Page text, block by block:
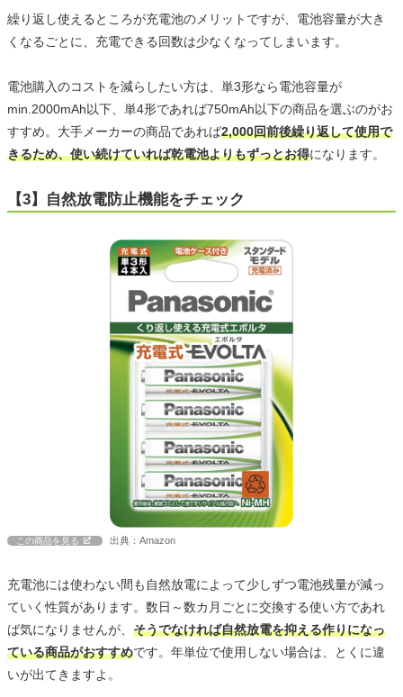
繰り返し使えるところが充電池のメリットですが、電池容量が大き
くなるごとに、充電できる回数は少なくなってしまいます。
電池購入のコストを減らしたい方は、単3形なら電池容量が
min.2000mAh以下、単4形であれば750mAh以下の商品を選ぶのがお
すすめ。大手メーカーの商品であれば2,000回前後繰り返して使用で
きるため、使い続けていれば乾電池よりもずっとお得になります。
【3】自然放電防止機能をチェック
この商品を見る 出典：Amazon
充電池には使わない間も自然放電によって少しずつ電池残量が減っ
ていく性質があります。数日～数カ月ごとに交換する使い方であれ
ば気になりませんが、 そうでなければ自然放電を抑える作りになっ
ている商品がおすすめです。年単位で使用しない場合は、とくに違
いが出てきますよ。